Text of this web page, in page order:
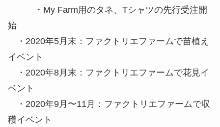
・My Farm用のタネ、Tシャツの先行受注開
始
・2020年5月末：ファクトリエファームで苗植え
イベント
・2020年8月末：ファクトリエファームで花見イ
ベント
・2020年9月〜11月：ファクトリエファームで収
穫イベント